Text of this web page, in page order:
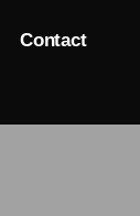
Contact